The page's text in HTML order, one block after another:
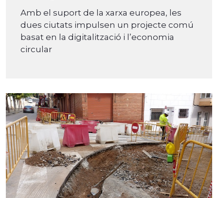
Amb el suport de la xarxa europea, les
dues ciutats impulsen un projecte comú
basat en la digitalització i l’economia
circular